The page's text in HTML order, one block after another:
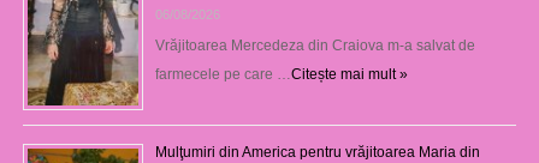
06/08/2026
Vrăjitoarea Mercedeza din Craiova m-a salvat de
farmecele pe care … Citește mai mult »
Mulţumiri din America pentru vrăjitoarea Maria din